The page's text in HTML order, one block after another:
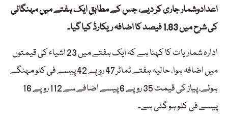
اعدادوشمار جاری کر دیے، جس کے مطابق ایک ہفتے میں مہنگائی
کی شرح میں 1.83 فیصد کا اضافہ ریکارڈ کیا گیا۔
ادارہ شماریات کا کہنا ہے کہ ایک ہفتے میں 23 اشیاء کی قیمتوں
میں اضافہ ہوا، حالیہ ہفتے ٹماٹر 47 روپے 42 پیسے فی کلو مہنگے
ہوئے، پیاز کی قیمت 35 روپے 6 پیسے اضافے سے 112 روپے 16
پیسے فی کلو ہو گئی ہے۔